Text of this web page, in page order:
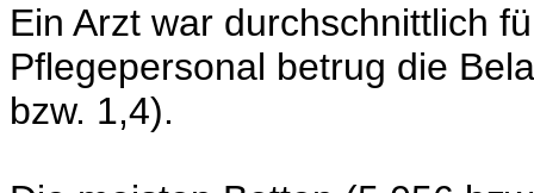
Ein Arzt war durchschnittlich
Pflegepersonal betrug die
bzw. 1,4).